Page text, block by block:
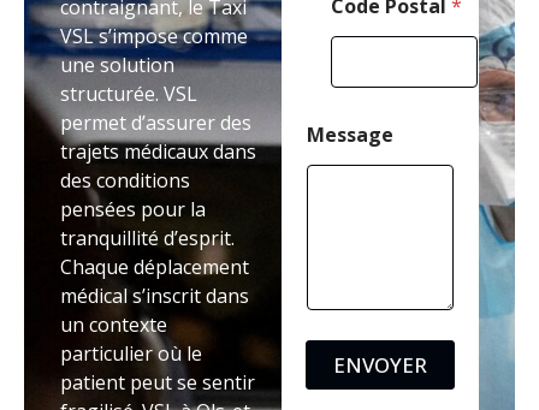
contraignant, le Taxi
VSL s’impose comme
une solution
structurée. VSL
permet d’assurer des
trajets médicaux dans
des conditions
pensées pour la
tranquillité d’esprit.
Chaque déplacement
médical s’inscrit dans
un contexte
particulier où le
patient peut se sentir
Code Postal *
Message
ENVOYER